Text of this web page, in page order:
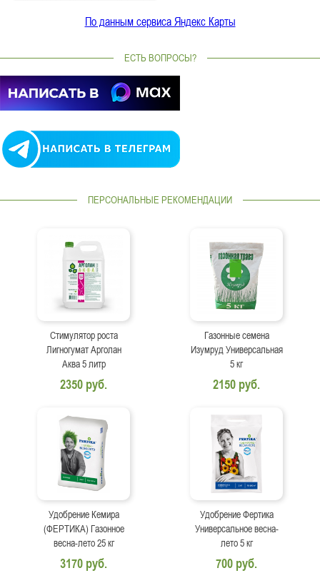
По данным сервиса Яндекс Карты
ЕСТЬ ВОПРОСЫ?
ПЕРСОНАЛЬНЫЕ РЕКОМЕНДАЦИИ
Стимулятор роста
Лигногумат Арголан
Аква 5 литр
2350 руб.
Газонные семена
Изумруд Универсальная
5 кг
2150 руб.
Удобрение Кемира
(ФЕРТИКА) Газонное
весна-лето 25 кг
3170 руб.
Удобрение Фертика
Универсальное весна-
лето 5 кг
700 руб.